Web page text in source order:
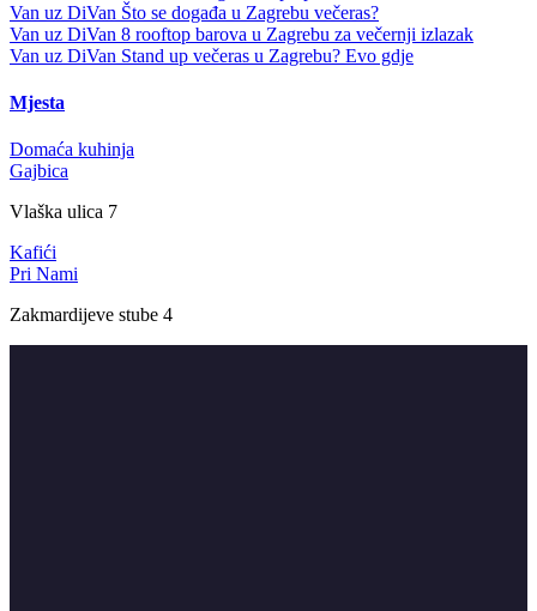
Van uz DiVan Što se događa u Zagrebu večeras?
Van uz DiVan 8 rooftop barova u Zagrebu za večernji izlazak
Van uz DiVan Stand up večeras u Zagrebu? Evo gdje
Mjesta
Domaća kuhinja
Gajbica
Vlaška ulica 7
Kafići
Pri Nami
Zakmardijeve stube 4